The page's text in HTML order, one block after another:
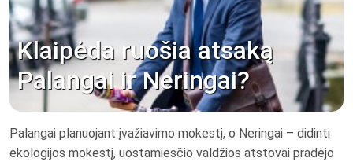
Klaipėda ruošia atsaką
Palangai ir Neringai?
Palangai planuojant įvažiavimo mokestį, o Neringai – didinti
ekologijos mokestį, uostamiesčio valdžios atstovai pradėjo